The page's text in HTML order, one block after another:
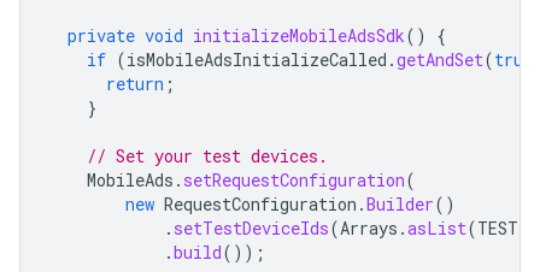
private void initializeMobileAdsSdk()
{
if (isMobileAdsInitializeCalled .getAndSet(true
return ;
}
// Set your test devices.
MobileAds . setRequestConfiguration(
new RequestConfiguration .Builder()
. setTestDeviceIds(Arrays .asList(
.build());